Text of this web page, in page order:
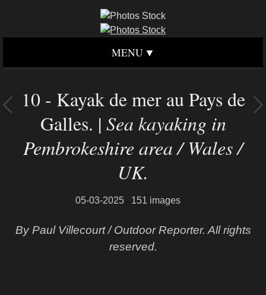
MENU
10 - Kayak de mer au Pays de
Galles. | Sea kayaking in
Pembrokeshire area / Wales /
UK.
05-03-2025 151 images
By Paul Villecourt / Outdoor Reporter. All rights
reserved.